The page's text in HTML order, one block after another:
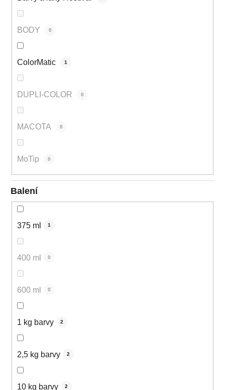
BODY 0
ColorMatic 1
DUPLI-COLOR 0
MACOTA 0
MoTip 0
Balení
375 ml 1
400 ml 0
600 ml 0
1 kg barvy 2
2,5 kg barvy 2
10 kg barvy 2